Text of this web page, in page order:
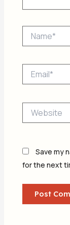
Save my
for the next